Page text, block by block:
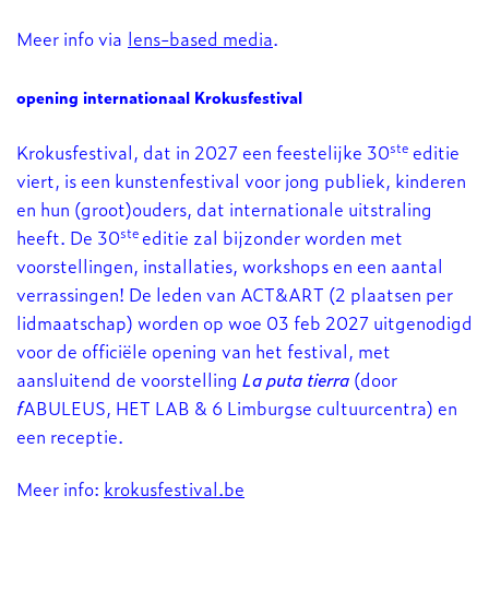
Meer info via lens-based media.
opening internationaal Krokusfestival
Krokusfestival, dat in 2027 een feestelijke 30ste editie
viert, is een kunstenfestival voor jong publiek, kinderen
en hun (groot)ouders, dat internationale uitstraling
heeft. De 30ste editie zal bijzonder worden met
voorstellingen, installaties, workshops en een aantal
verrassingen! De leden van ACT&ART (2 plaatsen per
lidmaatschap) worden op woe 03 feb 2027 uitgenodigd
voor de officiële opening van het festival, met
aansluitend de voorstelling La puta tierra (door
fABULEUS, HET LAB & 6 Limburgse cultuurcentra) en
een receptie.
Meer info: krokusfestival.be